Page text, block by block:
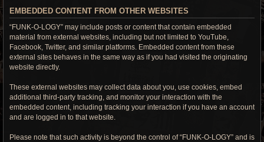
EMBEDDED CONTENT FROM OTHER WEBSITES
“FUNK-O-LOGY” may include posts or content that contain embedded
material from external websites, including but not limited to YouTube,
Facebook, Twitter, and similar platforms. Embedded content from these
external sites behaves in the same way as if you had visited the originating
website directly.
These external websites may collect data about you, use cookies, embed
additional third-party tracking, and monitor your interaction with the
embedded content, including tracking your interaction if you have an account
and are logged in to that website.
Please note that such activity is beyond the control of “FUNK-O-LOGY” and is